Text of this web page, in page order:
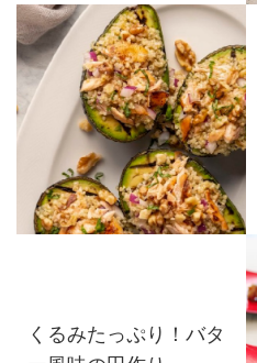
くるみたっぷり！バタ